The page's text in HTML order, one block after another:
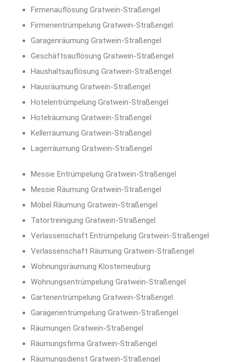
Firmenauflösung Gratwein-Straßengel
Firmenentrümpelung Gratwein-Straßengel
Garagenräumung Gratwein-Straßengel
Geschäftsauflösung Gratwein-Straßengel
Haushaltsauflösung Gratwein-Straßengel
Hausräumung Gratwein-Straßengel
Hotelentrümpelung Gratwein-Straßengel
Hotelräumung Gratwein-Straßengel
Kellerräumung Gratwein-Straßengel
Lagerräumung Gratwein-Straßengel
Messie Entrümpelung Gratwein-Straßengel
Messie Räumung Gratwein-Straßengel
Möbel Räumung Gratwein-Straßengel
Tatortreinigung Gratwein-Straßengel
Verlassenschaft Entrümpelung Gratwein-Straßengel
Verlassenschaft Räumung Gratwein-Straßengel
Wohnungsräumung Klosterneuburg
Wohnungsentrümpelung Gratwein-Straßengel
Gartenentrümpelung Gratwein-Straßengel
Garagenentrümpelung Gratwein-Straßengel
Räumungen Gratwein-Straßengel
Räumungsfirma Gratwein-Straßengel
Räumungsdienst Gratwein-Straßengel